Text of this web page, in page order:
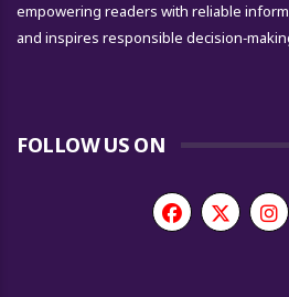
empowering readers with reliable
and inspires responsible decision-
FOLLOW US ON